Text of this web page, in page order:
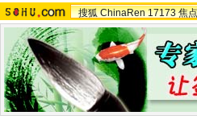
搜狐 ChinaRen 17173 焦